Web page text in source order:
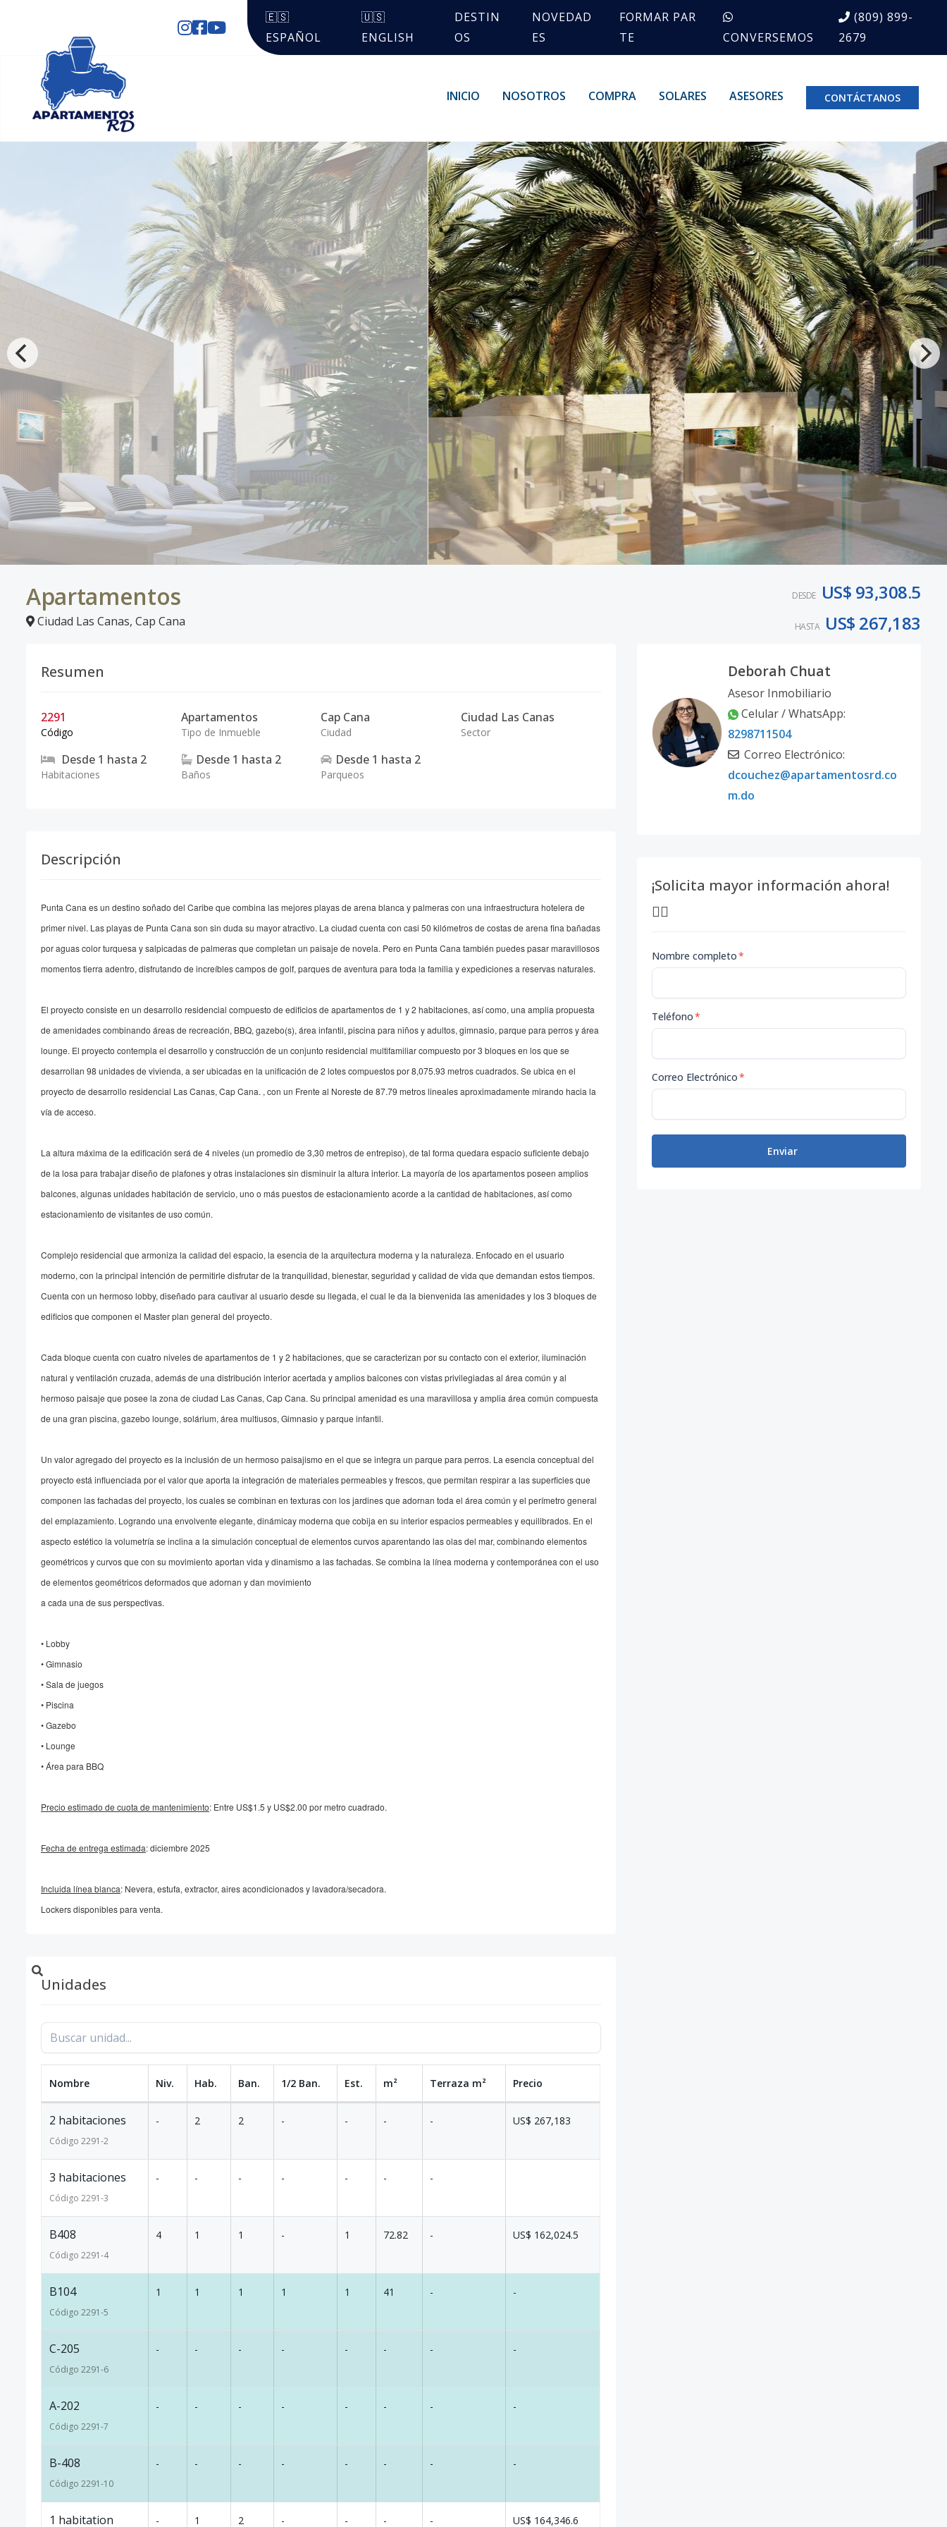
🇪🇸
ESPAÑOL
🇺🇸
ENGLISH
DESTIN
OS
NOVEDAD
ES
FORMAR PAR
TE
CONVERSEMOS
(809) 899-
2679
INICIO NOSOTROS COMPRA SOLARES ASESORES CONTÁCTANOS
Apartamentos
Ciudad Las Canas, Cap Cana
DESDE US$ 93,308.5
HASTA US$ 267,183
Resumen
2291
Código
Apartamentos
Tipo de Inmueble
Cap Cana
Ciudad
Ciudad Las Canas
Sector
Desde 1 hasta 2
Habitaciones
Desde 1 hasta 2
Baños
Desde 1 hasta 2
Parqueos
Descripción
Punta Cana es un destino soñado del Caribe que combina las mejores playas de arena blanca y palmeras con una infraestructura hotelera de
primer nivel. Las playas de Punta Cana son sin duda su mayor atractivo. La ciudad cuenta con casi 50 kilómetros de costas de arena fina bañadas
por aguas color turquesa y salpicadas de palmeras que completan un paisaje de novela. Pero en Punta Cana también puedes pasar maravillosos
momentos tierra adentro, disfrutando de increíbles campos de golf, parques de aventura para toda la familia y expediciones a reservas naturales.
El proyecto consiste en un desarrollo residencial compuesto de edificios de apartamentos de 1 y 2 habitaciones, así como, una amplia propuesta
de amenidades combinando áreas de recreación, BBQ, gazebo(s), área infantil, piscina para niños y adultos, gimnasio, parque para perros y área
lounge. El proyecto contempla el desarrollo y construcción de un conjunto residencial multifamiliar compuesto por 3 bloques en los que se
desarrollan 98 unidades de vivienda, a ser ubicadas en la unificación de 2 lotes compuestos por 8,075.93 metros cuadrados. Se ubica en el
proyecto de desarrollo residencial Las Canas, Cap Cana. , con un Frente al Noreste de 87.79 metros lineales aproximadamente mirando hacia la
vía de acceso.
La altura máxima de la edificación será de 4 niveles (un promedio de 3,30 metros de entrepiso), de tal forma quedara espacio suficiente debajo
de la losa para trabajar diseño de plafones y otras instalaciones sin disminuir la altura interior. La mayoría de los apartamentos poseen amplios
balcones, algunas unidades habitación de servicio, uno o más puestos de estacionamiento acorde a la cantidad de habitaciones, así como
estacionamiento de visitantes de uso común.
Complejo residencial que armoniza la calidad del espacio, la esencia de la arquitectura moderna y la naturaleza. Enfocado en el usuario
moderno, con la principal intención de permitirle disfrutar de la tranquilidad, bienestar, seguridad y calidad de vida que demandan estos tiempos.
Cuenta con un hermoso lobby, diseñado para cautivar al usuario desde su llegada, el cual le da la bienvenida las amenidades y los 3 bloques de
edificios que componen el Master plan general del proyecto.
Cada bloque cuenta con cuatro niveles de apartamentos de 1 y 2 habitaciones, que se caracterizan por su contacto con el exterior, iluminación
natural y ventilación cruzada, además de una distribución interior acertada y amplios balcones con vistas privilegiadas al área común y al
hermoso paisaje que posee la zona de ciudad Las Canas, Cap Cana. Su principal amenidad es una maravillosa y amplia área común compuesta
de una gran piscina, gazebo lounge, solárium, área multiusos, Gimnasio y parque infantil.
Un valor agregado del proyecto es la inclusión de un hermoso paisajismo en el que se integra un parque para perros. La esencia conceptual del
proyecto está influenciada por el valor que aporta la integración de materiales permeables y frescos, que permitan respirar a las superficies que
componen las fachadas del proyecto, los cuales se combinan en texturas con los jardines que adornan toda el área común y el perímetro general
del emplazamiento. Logrando una envolvente elegante, dinámicay moderna que cobija en su interior espacios permeables y equilibrados. En el
aspecto estético la volumetría se inclina a la simulación conceptual de elementos curvos aparentando las olas del mar, combinando elementos
geométricos y curvos que con su movimiento aportan vida y dinamismo a las fachadas. Se combina la línea moderna y contemporánea con el uso
de elementos geométricos deformados que adornan y dan movimiento
a cada una de sus perspectivas.
• Lobby
• Gimnasio
• Sala de juegos
• Piscina
• Gazebo
• Lounge
• Área para BBQ
Precio estimado de cuota de mantenimiento: Entre US$1.5 y US$2.00 por metro cuadrado.
Fecha de entrega estimada: diciembre 2025
Incluida línea blanca: Nevera, estufa, extractor, aires acondicionados y lavadora/secadora.
Lockers disponibles para venta.
Unidades
Nombre Niv. Hab. Ban. 1/2 Ban. Est. m² Terraza m² Precio
2 habitaciones
Código 2291-2
- 2 2 - - - - US$ 267,183
3 habitaciones
Código 2291-3
- - - - - - -
B408
Código 2291-4
4 1 1 - 1 72.82 - US$ 162,024.5
B104
Código 2291-5
1 1 1 1 1 41 - -
C-205
Código 2291-6
- - - - - - - -
A-202
Código 2291-7
- - - - - - - -
B-408
Código 2291-10
- - - - - - - -
1 habitation - 1 2 - - - - US$ 164,346.6
Deborah Chuat
Asesor Inmobiliario
Celular / WhatsApp:
8298711504
Correo Electrónico:
dcouchez@apartamentosrd.co
m.do
¡Solicita mayor información ahora!
👇🏽
Nombre completo*
Teléfono*
Correo Electrónico*
Enviar